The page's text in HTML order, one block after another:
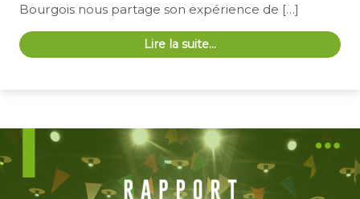
Bourgois nous partage son expérience de […]
Lire la suite…